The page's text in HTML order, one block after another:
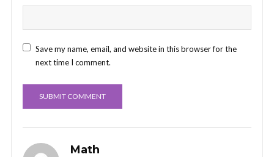
Save my name, email, and website in this browser for the
next time I comment.
Math